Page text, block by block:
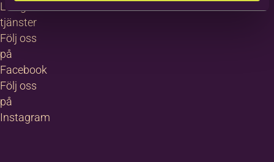
Lediga
tjänster
Följ oss
på
Facebook
Följ oss
på
Instagram